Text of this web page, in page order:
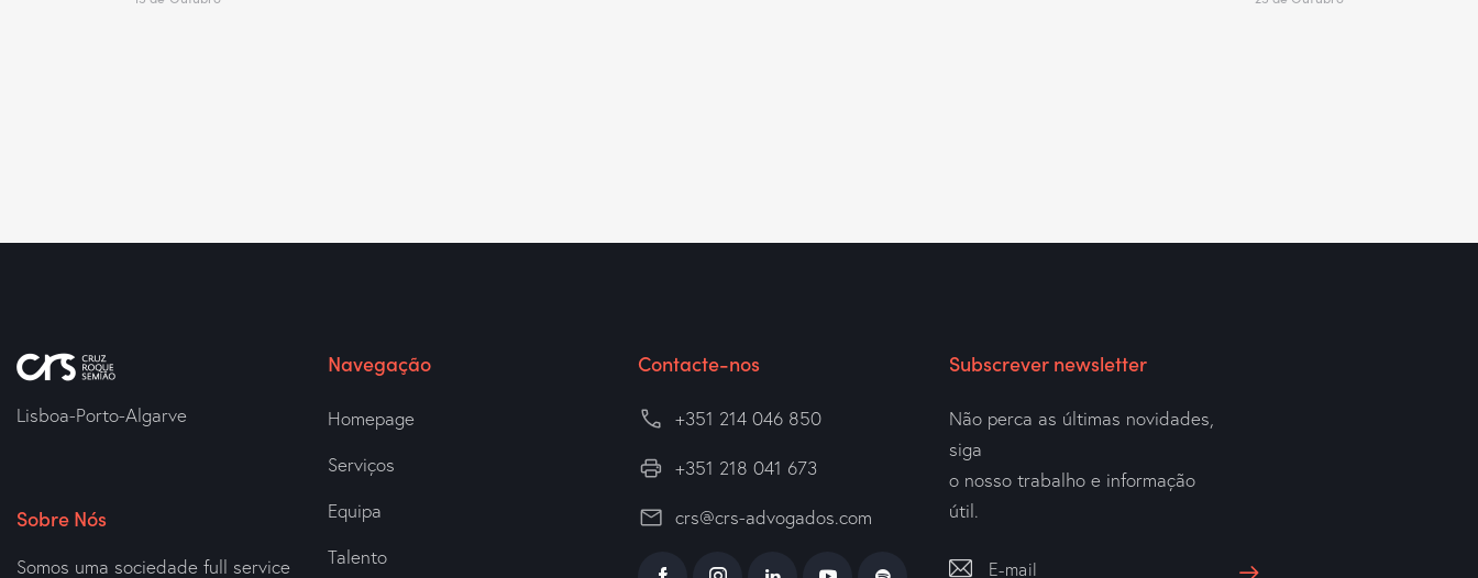
Lisboa-Porto-Algarve
Sobre Nós
Somos uma sociedade full service
Navegação
Homepage
Serviços
Equipa
Talento
Contacte-nos
+351 214 046 850
+351 218 041 673
crs@crs-advogados.com
Subscrever newsletter
Não perca as últimas novidades,
siga
o nosso trabalho e informação
útil.